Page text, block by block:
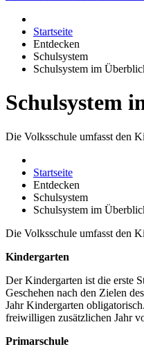
Startseite
Entdecken
Schulsystem
Schulsystem im
Schulsystem
Die Volksschule umfasst den
Startseite
Entdecken
Schulsystem
Schulsystem im
Die Volksschule umfasst den
Kindergarten
Der Kindergarten ist die erste
Geschehen nach den Zielen
Jahr Kindergarten
freiwilligen zusätzlichen Jahr
Primarschule